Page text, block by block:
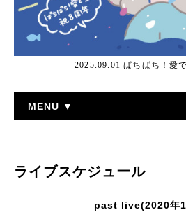
2025.09.01 ぱちぱち！愛
MENU ▼
ライブスケジュール
past live(2020年